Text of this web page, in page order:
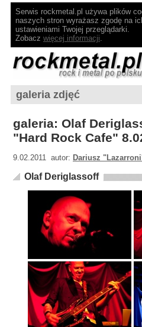
Serwis rockmetal.pl używa plików
naszych stron wyrażasz zgodę na
ustawieniami Twojej przeglądarki.
Zobacz więcej informacji.
galeria zdjęć
galeria: Olaf
"Hard Rock Cafe"
9.02.2011 autor: Dariusz
Olaf Deriglassoff